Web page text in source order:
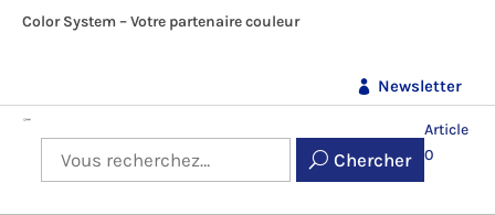
Color System – Votre partenaire couleur
Newsletter
Chercher
Article
0